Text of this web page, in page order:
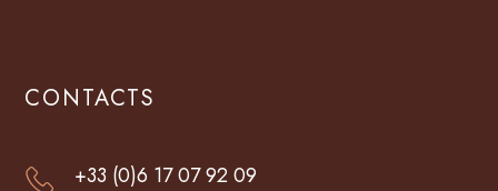
CONTACTS
+33 (0)6 17 07 92 09